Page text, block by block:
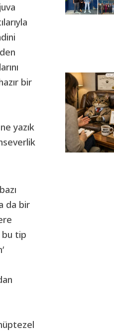
bir
yazık
da bir
bu tip